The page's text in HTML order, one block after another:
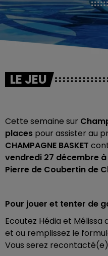
LE JEU
Cette semaine sur
places pour assister au
CHAMPAGNE BASKET
vendredi 27 décembre
Pierre de Coubertin de
Pour jouer et tenter de
Ecoutez Hédia et Mélissa
et ou remplissez le
Vous serez